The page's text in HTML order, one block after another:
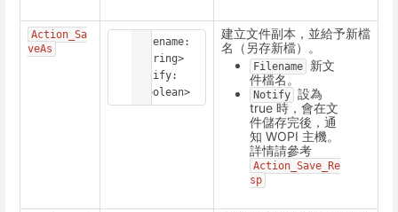
Action_Sa
veAs
Filename:
<String>
Notify:
<boolean>
建立文件副本，並給予新檔
名（另存新檔）。
Filename
新文
件檔名。
Notify 設為
true 時，會在文
件儲存完後，通
知 WOPI 主機。
詳情請參考
Action_Save_Re
sp